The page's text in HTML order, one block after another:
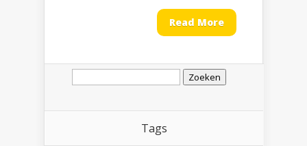
Read More
Zoeken
Tags